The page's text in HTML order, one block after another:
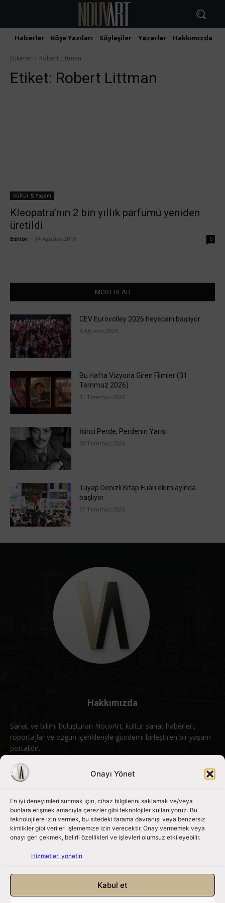
Onayı Yönet
En iyi deneyimleri sunmak için, cihaz bilgilerini saklamak ve/veya
bunlara erişmek amacıyla çerezler gibi teknolojiler kullanıyoruz. Bu
teknolojilere izin vermek, bu sitedeki tarama davranışı veya benzersiz
kimlikler gibi verileri işlememize izin verecektir. Onay vermemek veya
onayı geri çekmek, belirli özellikleri ve işlevleri olumsuz etkileyebilir.
Hizmetleri yönetin
Kabul et
Haberler Köşe Yazıları Söyleşiler Yazarlar Hakkımızda
Etiketler Robert Littman
Etiket: Robert Littman
Kültür & Yaşam
Kleopatra’nın 2 bin yıllık parfümü yeniden
üretildi
Editör 14 Ağustos 2019 0
MOST READ
CEV Eurovolley 2026 heyecanı başlıyor
3 Ağustos 2026
Bu Hafta Vizyona Giren Filmler (31
Temmuz 2026)
31 Temmuz 2026
İkinci Perde, Perdenin Yarısı
28 Temmuz 2026
Tüyap Denizli Kitap Fuarı ekim ayında
başlıyor
27 Temmuz 2026
Hakkımızda
Sanat ve bilimi buluşturan NouvArt; kültür sanat haberleri,
röportajlar ve özgün içerikleriyle gündemi birleştiren bir yaşam
portalıdır.
Bizimle iletişime geçin: info@nouvart.net
Bizi Takip Edin